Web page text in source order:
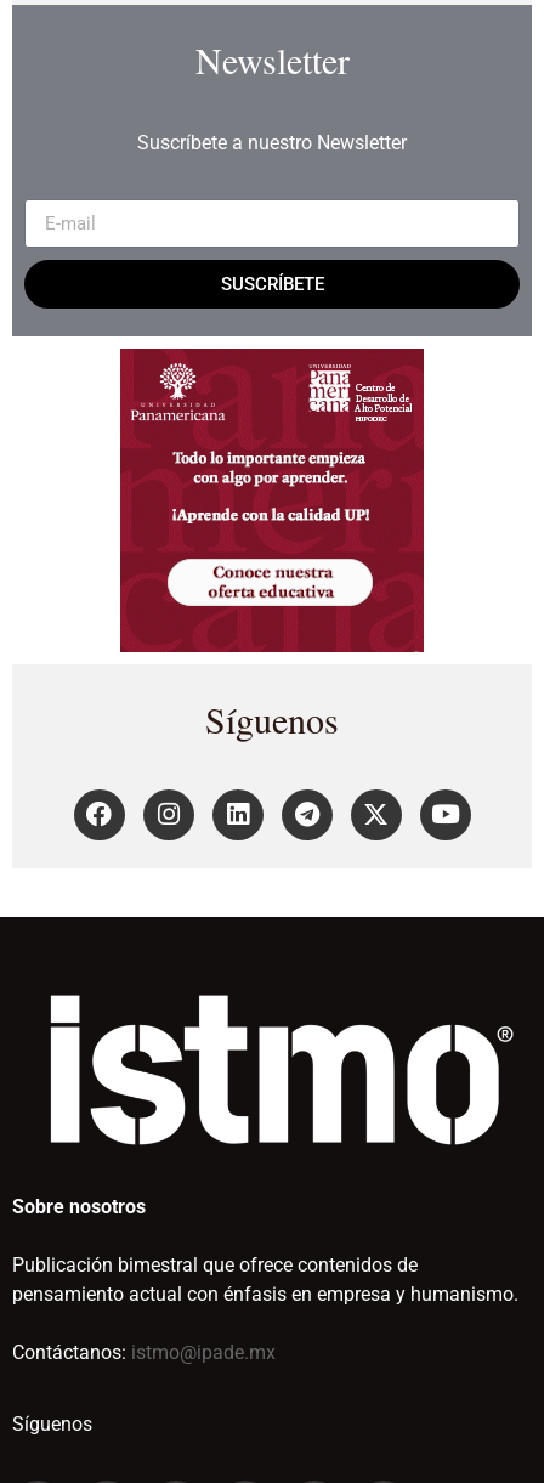
Newsletter
Suscríbete a nuestro Newsletter
SUSCRÍBETE
Síguenos
Sobre nosotros
Publicación bimestral que ofrece contenidos de
pensamiento actual con énfasis en empresa y humanismo.
Contáctanos: istmo@ipade.mx
Síguenos